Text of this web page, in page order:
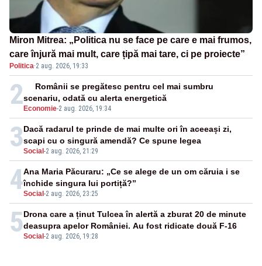
Miron Mitrea: „Politica nu se face pe care e mai frumos,
care înjură mai mult, care țipă mai tare, ci pe proiecte”
Politica·2 aug. 2026, 19:33
2 Economie-2 aug. 2026, 19:34
Românii se pregătesc pentru cel mai sumbru
scenariu, odată cu alerta energetică
3Social -2 aug. 2026, 21:29
Dacă radarul te prinde de mai multe ori în aceeași zi,
scapi cu o singură amendă? Ce spune legea
4Social -2 aug. 2026, 23:25
Ana Maria Păcuraru: „Ce se alege de un om căruia i se
închide singura lui portiță?”
5Social -2 aug. 2026, 19:28
Drona care a ținut Tulcea în alertă a zburat 20 de minute
deasupra apelor României. Au fost ridicate două F-16